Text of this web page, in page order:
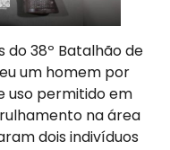
do 38º Batalhão de
um homem por
uso permitido em
na área
dois indivíduos